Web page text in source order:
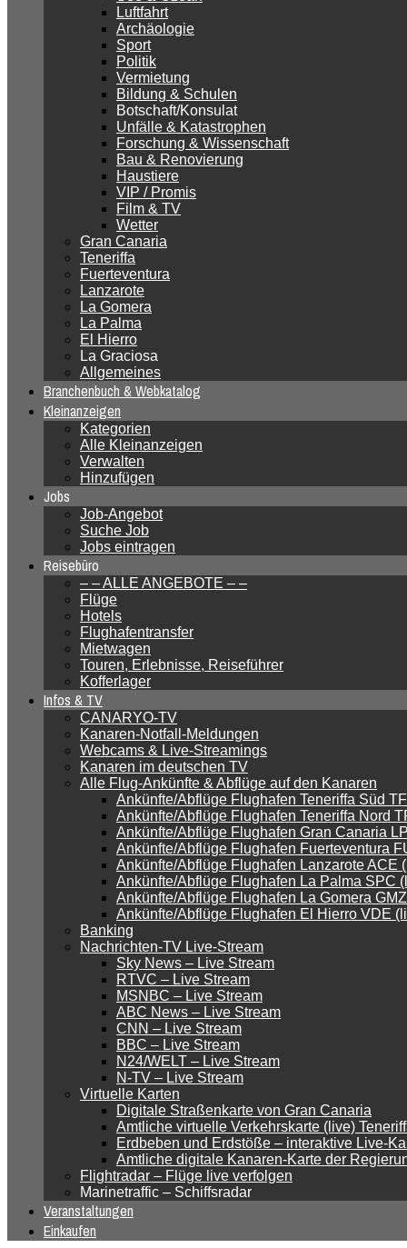
Luftfahrt
Archäologie
Sport
Politik
Vermietung
Bildung & Schulen
Botschaft/Konsulat
Unfälle & Katastrophen
Forschung & Wissenschaft
Bau & Renovierung
Haustiere
VIP / Promis
Film & TV
Wetter
Gran Canaria
Teneriffa
Fuerteventura
Lanzarote
La Gomera
La Palma
El Hierro
La Graciosa
Allgemeines
Branchenbuch & Webkatalog
Kleinanzeigen
Kategorien
Alle Kleinanzeigen
Verwalten
Hinzufügen
Jobs
Job-Angebot
Suche Job
Jobs eintragen
Reisebüro
– – ALLE ANGEBOTE – –
Flüge
Hotels
Flughafentransfer
Mietwagen
Touren, Erlebnisse, Reiseführer
Kofferlager
Infos & TV
CANARYO-TV
Kanaren-Notfall-Meldungen
Webcams & Live-Streamings
Kanaren im deutschen TV
Alle Flug-Ankünfte & Abflüge auf den Kanaren
Ankünfte/Abflüge Flughafen Teneriffa Süd
Ankünfte/Abflüge Flughafen Teneriffa Nord
Ankünfte/Abflüge Flughafen Gran Canaria
Ankünfte/Abflüge Flughafen Fuerteventura
Ankünfte/Abflüge Flughafen Lanzarote ACE
Ankünfte/Abflüge Flughafen La Palma SPC
Ankünfte/Abflüge Flughafen La Gomera
Ankünfte/Abflüge Flughafen El Hierro VDE
Banking
Nachrichten-TV Live-Stream
Sky News – Live Stream
RTVC – Live Stream
MSNBC – Live Stream
ABC News – Live Stream
CNN – Live Stream
BBC – Live Stream
N24/WELT – Live Stream
N-TV – Live Stream
Virtuelle Karten
Digitale Straßenkarte von Gran Canaria
Amtliche virtuelle Verkehrskarte (live)
Erdbeben und Erdstöße – interaktive Live-
Amtliche digitale Kanaren-Karte der
Flightradar – Flüge live verfolgen
Marinetraffic – Schiffsradar
Veranstaltungen
Einkaufen